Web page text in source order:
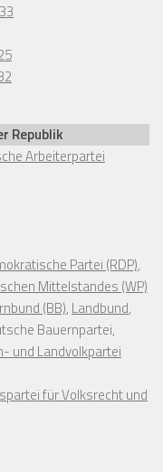
Republik
Arbeiterpartei
Partei (RDP),
Mittelstandes (WP)
(BB), Landbund,
Bauernpartei,
und Landvolkpartei
für Volksrecht und